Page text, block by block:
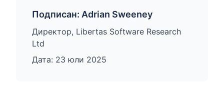
Подписан: Adrian Sweeney
Директор, Libertas Software Research
Ltd
Дата: 23 юли 2025